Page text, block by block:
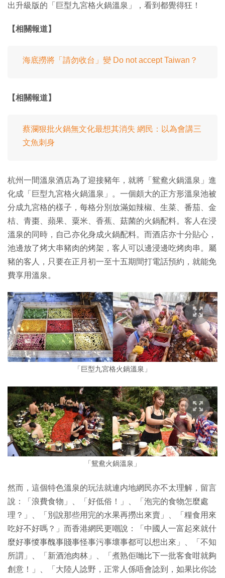
出升級版的「巨型九宮格火鍋溫泉」，看到都覺得狂！
【相關報道】
海底撈將「請勿收台」變 Do not accept Taiwan？
【相關報道】
蔡瀾狠批火鍋無文化最想其消失 網民：以為會講三
文魚刺身
杭州一間溫泉酒店為了迎接豬年，就將「鴛鴦火鍋溫泉」進
化成「巨型九宮格火鍋溫泉」。一個頗大的正方形溫泉池被
分成九宮格的樣子，每格分別放滿如辣椒、生菜、番茄、金
桔、青棗、蘋果、粟米、香蕉、菇菌的火鍋配料。客人在浸
溫泉的同時，自己亦化身成火鍋配料。而酒店亦十分貼心，
池邊放了烤大串豬肉的烤架，客人可以邊浸邊吃烤肉串。屬
豬的客人，只要在正月初一至十五期間打電話預約，就能免
費享用溫泉。
「巨型九宮格火鍋溫泉」
「鴛鴦火鍋溫泉」
然而，這個特色溫泉的玩法就連内地網民亦不太理解，留言
說：「浪費食物」、「好低俗！」、「泡完的食物怎麼處
理？」、「別說那些用完的水果再撈出來賣」、「糧食用來
吃好不好嗎？」而香港網民更嘲說：「中國人一富起來就什
麼好事惾事醜事賤事怪事污事壞事都可以想出來」、「不知
所謂」、「新酒池肉林」、「煮熟佢哋比下一批客食咁就夠
創意！」、「大陸人諗野，正常人係唔會諗到，如果比你諗